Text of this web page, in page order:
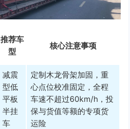
推荐车
型
核心注意事项
减震
型低
平板
半挂
车
定制木龙骨架加固，重
心点位校准固定，全程
车速不超过60km/h，投
保与货值等额的专项货
运险